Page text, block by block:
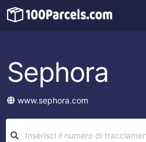
Sephora
www.sephora.com